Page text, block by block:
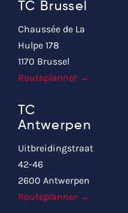
TC Brussel
Chaussée de La
Hulpe 178
1170 Brussel
Routeplanner →
TC
Antwerpen
Uitbreidingstraat
42-46
2600 Antwerpen
Routeplanner →